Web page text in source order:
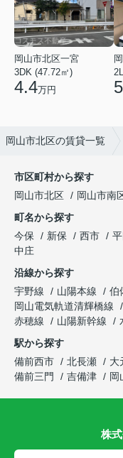
岡山市北区一宮
3DK (47.72㎡)
4.4万円
岡山市北区の賃貸一覧
市区町村から探す
岡山市北区
岡山市南
町名から探す
今保
新保 西市
中庄
沿線から探す
宇野線
山陽本線 伯
岡山電気軌道清輝橋線
赤穂線
山陽新幹線
駅から探す
備前西市
北長瀬 大
備前三門
吉備津 岡
株